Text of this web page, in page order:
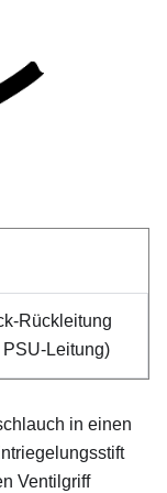
Rückleitung
PSU-Leitung)
in einen
Ventilgriff